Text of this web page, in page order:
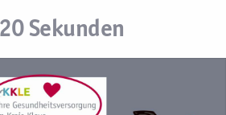
Sekunden